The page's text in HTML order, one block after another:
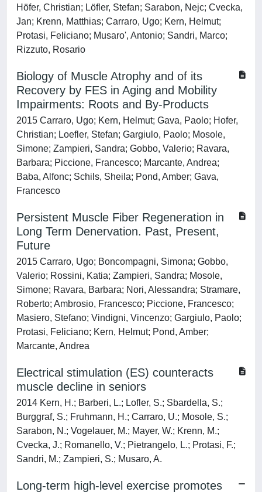
Hӧfer, Christian; Lӧfler, Stefan; Sarabon, Nejc; Cvecka,
Jan; Krenn, Matthias; Carraro, Ugo; Kern, Helmut;
Protasi, Feliciano; Musaro', Antonio; Sandri, Marco;
Rizzuto, Rosario
Biology of Muscle Atrophy and of its
Recovery by FES in Aging and Mobility
Impairments: Roots and By-Products
2015 Carraro, Ugo; Kern, Helmut; Gava, Paolo; Hofer,
Christian; Loefler, Stefan; Gargiulo, Paolo; Mosole,
Simone; Zampieri, Sandra; Gobbo, Valerio; Ravara,
Barbara; Piccione, Francesco; Marcante, Andrea;
Baba, Alfonc; Schils, Sheila; Pond, Amber; Gava,
Francesco
Persistent Muscle Fiber Regeneration in
Long Term Denervation. Past, Present,
Future
2015 Carraro, Ugo; Boncompagni, Simona; Gobbo,
Valerio; Rossini, Katia; Zampieri, Sandra; Mosole,
Simone; Ravara, Barbara; Nori, Alessandra; Stramare,
Roberto; Ambrosio, Francesco; Piccione, Francesco;
Masiero, Stefano; Vindigni, Vincenzo; Gargiulo, Paolo;
Protasi, Feliciano; Kern, Helmut; Pond, Amber;
Marcante, Andrea
Electrical stimulation (ES) counteracts
muscle decline in seniors
2014 Kern, H.; Barberi, L.; Lofler, S.; Sbardella, S.;
Burggraf, S.; Fruhmann, H.; Carraro, U.; Mosole, S.;
Sarabon, N.; Vogelauer, M.; Mayer, W.; Krenn, M.;
Cvecka, J.; Romanello, V.; Pietrangelo, L.; Protasi, F.;
Sandri, M.; Zampieri, S.; Musaro, A.
Long-term high-level exercise promotes